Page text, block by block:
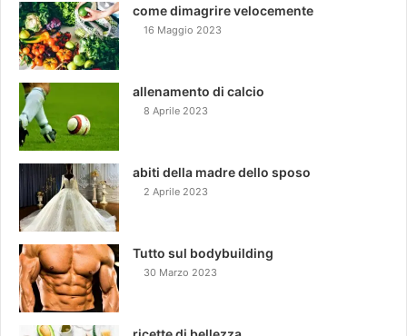
come dimagrire velocemente
16 Maggio 2023
allenamento di calcio
8 Aprile 2023
abiti della madre dello sposo
2 Aprile 2023
Tutto sul bodybuilding
30 Marzo 2023